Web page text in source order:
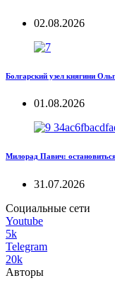
02.08.2026
Болгарский узел княгини
01.08.2026
Милорад Павич:
31.07.2026
Социальные сети
Youtube
5k
Telegram
20k
Авторы